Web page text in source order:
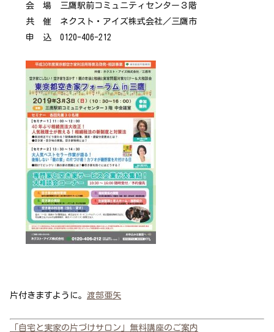
会 場 三鷹駅前コミュニティセンター３階
共 催 ネクスト・アイズ株式会社／三鷹市
申 込 0120-406-212
片付きますように。 渡部亜矢
「自宅と実家の片づけサロン」無料講座のご案内